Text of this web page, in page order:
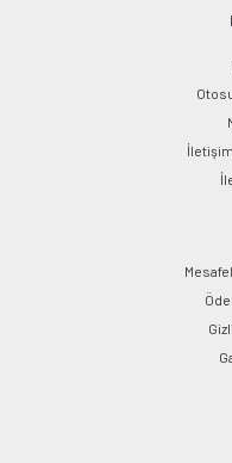
Bu ürüne benzer farklı